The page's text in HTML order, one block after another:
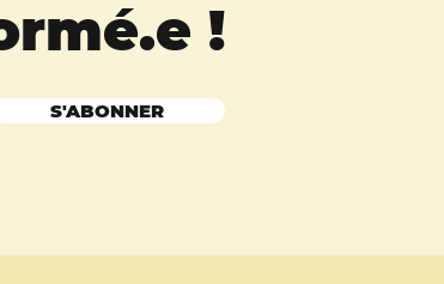
!
S'ABONNER